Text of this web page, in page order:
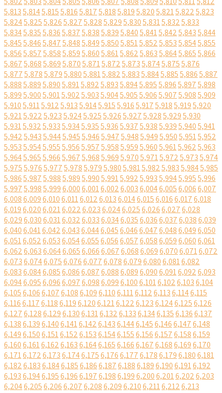
5,8135,8145,8155,8165,8175,8185,8195,8205,8215,8225,823
5,8245,8255,8265,8275,8285,8295,8305,8315,8325,833
5,8345,8355,8365,8375,8385,8395,8405,8415,8425,8435,844
5,8455,8465,8475,8485,8495,8505,8515,8525,8535,8545,855
5,8565,8575,8585,8595,8605,8615,8625,8635,8645,8655,866
5,8675,8685,8695,8705,8715,8725,8735,8745,8755,876
5,8775,8785,8795,8805,8815,8825,8835,8845,8855,8865,887
5,8885,8895,8905,8915,8925,8935,8945,8955,8965,8975,898
5,8995,9005,9015,9025,9035,9045,9055,9065,9075,9085,909
5,9105,9115,9125,9135,9145,9155,9165,9175,9185,9195,920
5,9215,9225,9235,9245,9255,9265,9275,9285,9295,930
5,9315,9325,9335,9345,9355,9365,9375,9385,9395,9405,941
5,9425,9435,9445,9455,9465,9475,9485,9495,9505,9515,952
5,9535,9545,9555,9565,9575,9585,9595,9605,9615,9625,963
5,9645,9655,9665,9675,9685,9695,9705,9715,9725,9735,974
5,9755,9765,9775,9785,9795,9805,9815,9825,9835,9845,985
5,9865,9875,9885,9895,9905,9915,9925,9935,9945,9955,996
5,9975,9985,9996,0006,0016,0026,0036,0046,0056,0066,007
6,0086,0096,0106,0116,0126,0136,0146,0156,0166,0176,018
6,0196,0206,0216,0226,0236,0246,0256,0266,0276,028
6,0296,0306,0316,0326,0336,0346,0356,0366,0376,0386,039
6,0406,0416,0426,0436,0446,0456,0466,0476,0486,0496,050
6,0516,0526,0536,0546,0556,0566,0576,0586,0596,0606,061
6,0626,0636,0646,0656,0666,0676,0686,0696,0706,0716,072
6,0736,0746,0756,0766,0776,0786,0796,0806,0816,082
6,0836,0846,0856,0866,0876,0886,0896,0906,0916,0926,093
6,0946,0956,0966,0976,0986,0996,1006,1016,1026,1036,104
6,1056,1066,1076,1086,1096,1106,1116,1126,1136,1146,115
6,1166,1176,1186,1196,1206,1216,1226,1236,1246,1256,126
6,1276,1286,1296,1306,1316,1326,1336,1346,1356,1366,137
6,1386,1396,1406,1416,1426,1436,1446,1456,1466,1476,148
6,1496,1506,1516,1526,1536,1546,1556,1566,1576,1586,159
6,1606,1616,1626,1636,1646,1656,1666,1676,1686,1696,170
6,1716,1726,1736,1746,1756,1766,1776,1786,1796,1806,181
6,1826,1836,1846,1856,1866,1876,1886,1896,1906,1916,192
6,1936,1946,1956,1966,1976,1986,1996,2006,2016,2026,203
6,2046,2056,2066,2076,2086,2096,2106,2116,2126,213